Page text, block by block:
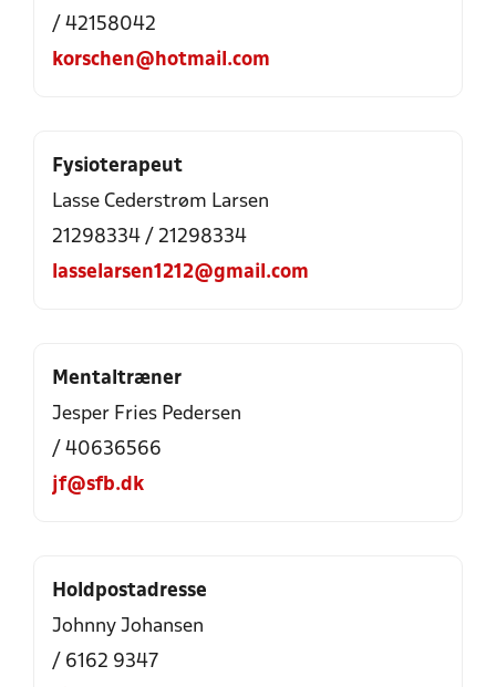
/ 42158042
korschen@hotmail.com
Fysioterapeut
Lasse Cederstrøm Larsen
21298334 / 21298334
lasselarsen1212@gmail.com
Mentaltræner
Jesper Fries Pedersen
/ 40636566
jf@sfb.dk
Holdpostadresse
Johnny Johansen
/ 6162 9347